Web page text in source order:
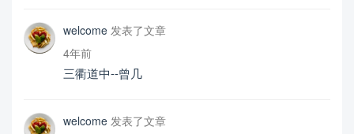
welcome 发表了文章
4年前
三衢道中--曾几
welcome 发表了文章